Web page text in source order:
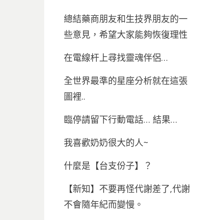
總結藥商朋友和生技界朋友的一
些意見，希望大家能夠恢復理性
在電線杆上尋找靈魂伴侶…
全世界最準的星座分析就在這張
圖裡..
臨停請留下行動電話… 結果…
我喜歡奶奶很大的人~
什麼是【台支份子】？
【新知】不要再怪代謝差了,代謝
不會隨年紀而變慢。